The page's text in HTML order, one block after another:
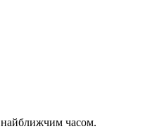
часом.